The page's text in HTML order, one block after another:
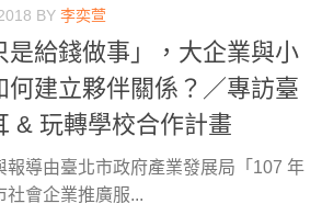
BY 李奕萱
是給錢做事」，大企業與小
何建立夥伴關係？／專訪臺
& 玩轉學校合作計畫
報導由臺北市政府產業發展局「107 年
社會企業推廣服...